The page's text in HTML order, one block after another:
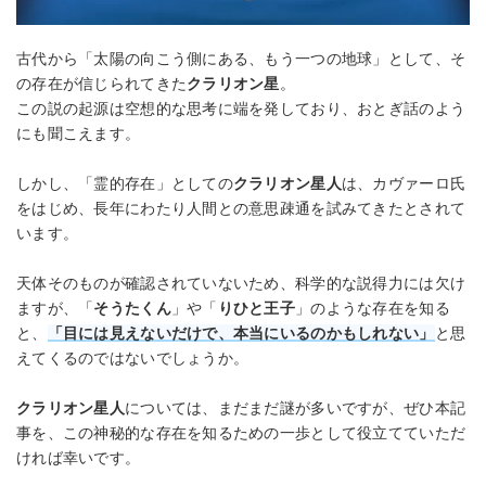
古代から「太陽の向こう側にある、もう一つの地球」として、そ
の存在が信じられてきたクラリオン星 。
この説の起源は空想的な思考に端を発しており、おとぎ話のよう
にも聞こえます。
しかし、「霊的存在」としてのクラリオン星人は、カヴァーロ氏
をはじめ、長年にわたり人間との意思疎通を試みてきたとされて
います。
天体そのものが確認されていないため、科学的な説得力には欠け
ますが、「そうたくん」や「 りひと王子 」のような存在を知る
と、
「目には見えないだけで、本当にいるのかもしれない」
と思
えてくるのではないでしょうか。
クラリオン星人については、まだまだ謎が多いですが、ぜひ本記
事を、この神秘的な存在を知るための一歩として役立てていただ
ければ幸いです。